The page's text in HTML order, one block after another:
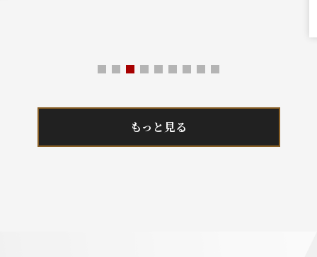
もっと見る